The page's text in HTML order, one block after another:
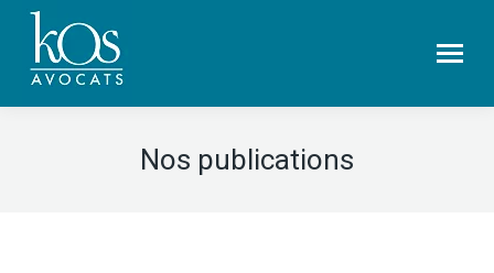
Nos publications